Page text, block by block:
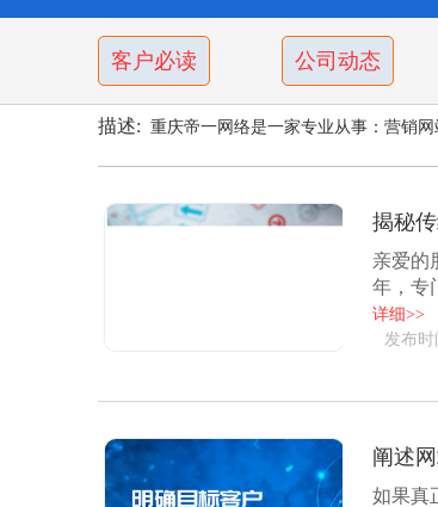
客户必读 公司动态
描述: 重庆帝一网络是一家专业从事：营销
揭秘
亲爱的
年，专
而败于
详细>>
发布时
阐述
如果真